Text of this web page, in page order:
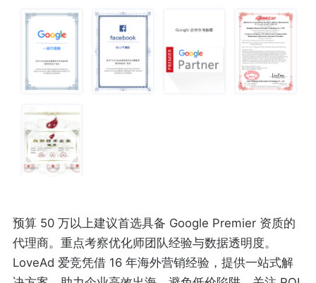
预算 50 万以上建议首选具备 Google Premier 资质的
代理商。重点考察优化师团队经验与数据透明度。
LoveAd 爱竞凭借 16 年海外营销经验，提供一站式解